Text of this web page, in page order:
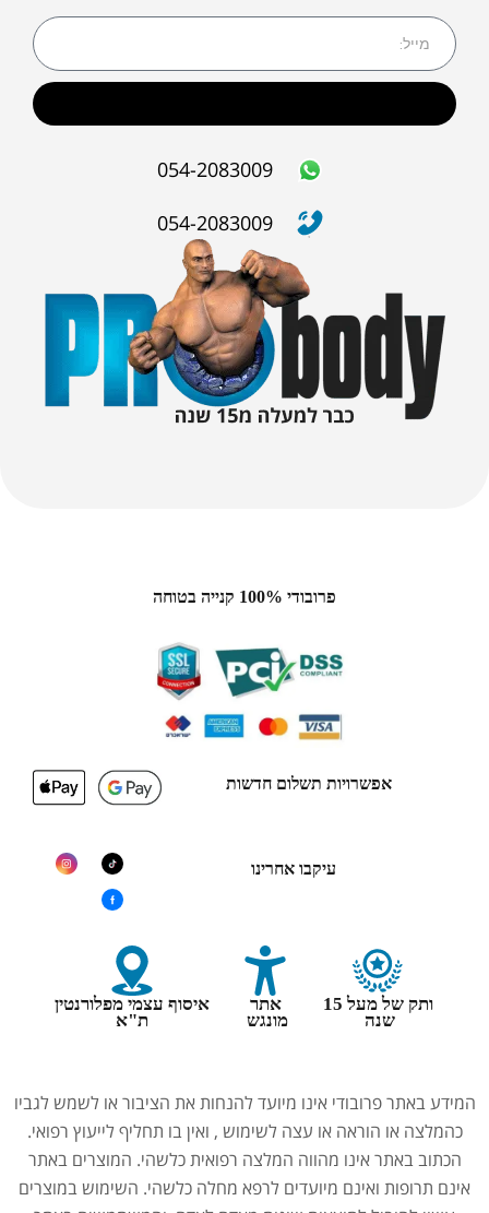
054-2083009
054-2083009
פרובודי 100% קנייה בטוחה
אפשרויות תשלום חדשות
עיקבו אחרינו
ותק של מעל 15
שנה
אתר
מונגש
איסוף עצמי מפלורנטין
ת"א
המידע באתר פרובודי אינו מיועד להנחות את הציבור או לשמש לגביו
כהמלצה או הוראה או עצה לשימוש , ואין בו תחליף לייעוץ רפואי.
הכתוב באתר אינו מהווה המלצה רפואית כלשהי. המוצרים באתר
אינם תרופות ואינם מיועדים לרפא מחלה כלשהי. השימוש במוצרים